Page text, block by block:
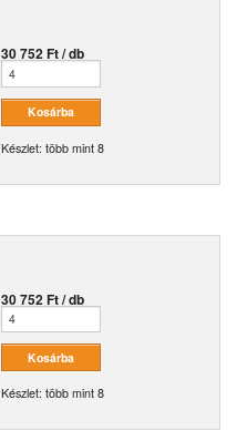
30 752 Ft / db
Készlet: több mint 8
30 752 Ft / db
Készlet: több mint 8